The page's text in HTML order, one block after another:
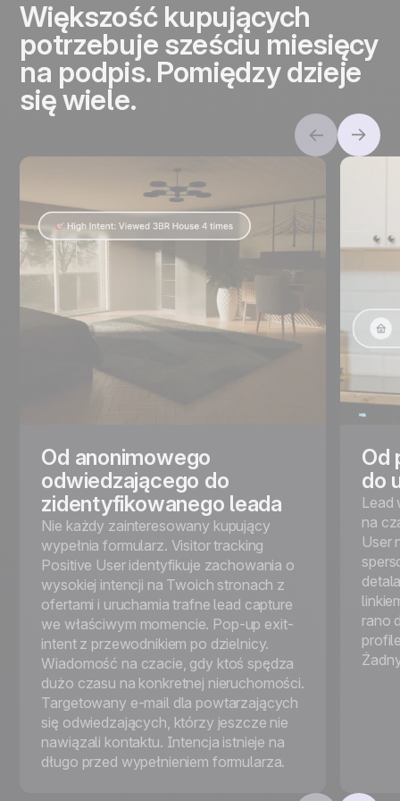
Większość kupujących
potrzebuje sześciu miesięcy
na podpis. Pomiędzy dzieje
się wiele.
Od anonimowego
odwiedzającego do
zidentyfikowanego leada
Nie każdy zainteresowany kupujący
wypełnia formularz. Visitor tracking
Positive User identyfikuje zachowania o
wysokiej intencji na Twoich stronach z
ofertami i uruchamia trafne lead capture
we właściwym momencie. Pop-up exit-
intent z przewodnikiem po dzielnicy.
Wiadomość na czacie, gdy ktoś spędza
dużo czasu na konkretnej nieruchomości.
Targetowany e-mail dla powtarzających
się odwiedzających, którzy jeszcze nie
nawiązali kontaktu. Intencja istnieje na
długo przed wypełnieniem formularza.
Od
do
Lead
na
User
rano